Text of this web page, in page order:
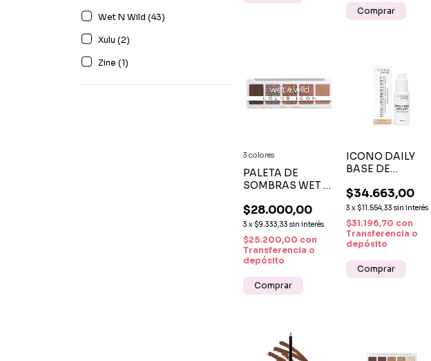
Wet N Wild (43)
Xulu (2)
Zine (1)
Comprar
PALETA DE
SOMBRAS WET N
ICON 5 PAN
$28.000,00
3 x $9.333,33 sin interés
$25.200,00 con
Transferencia o
depósito
3 colores
Comprar
ICONO DAILY
BASE DE
HYALURON
VELVET MEDIUM
$34.663,00
3 x $11.554,33 sin interés
$31.196,70 con
Transferencia o
depósito